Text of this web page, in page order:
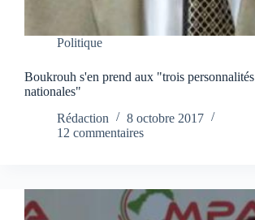
Politique
Boukrouh s'en prend aux "trois personnalités
nationales"
Rédaction
8 octobre 2017
12 commentaires